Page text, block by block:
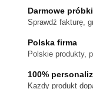
Darmowe
Sprawdź fakturę,
Polska firma
Polskie produkty,
100%
Kazdy produkt